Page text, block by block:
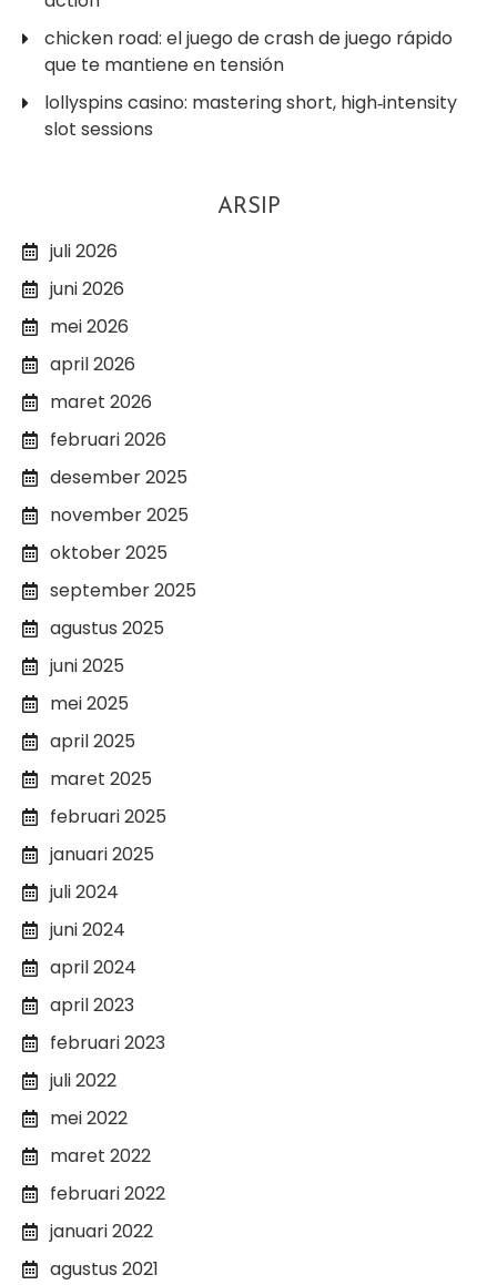
chicken road: el juego de crash de juego rápido
que te mantiene en tensión
lollyspins casino: mastering short, high‑intensity
slot sessions
ARSIP
juli 2026
juni 2026
mei 2026
april 2026
maret 2026
februari 2026
desember 2025
november 2025
oktober 2025
september 2025
agustus 2025
juni 2025
mei 2025
april 2025
maret 2025
februari 2025
januari 2025
juli 2024
juni 2024
april 2024
april 2023
februari 2023
juli 2022
mei 2022
maret 2022
februari 2022
januari 2022
agustus 2021